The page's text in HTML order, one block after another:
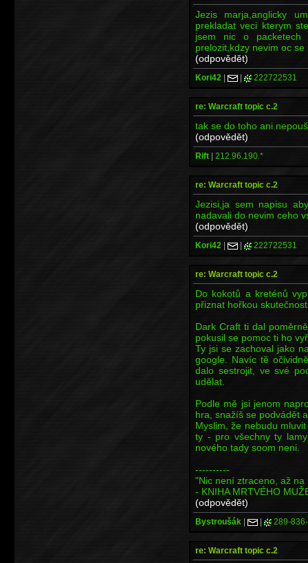
Jezis marja,anglicky
prekladat veci kterym
jsem nic o packetech
prelozit,kdzy nevim oc
(odpovědět)
Kori42 | | 222722531
re: Warcraft topic c.2
tak se do toho ani
(odpovědět)
Rift | 212.96.190.*
re: Warcraft topic c.2
Jezisi,ja sem napisu
nadavali do nevim ceho
(odpovědět)
Kori42 | | 222722531
re: Warcraft topic c.2
Do kokotů a kreténů
přiznat hořkou
Dark Craft ti dal
pokusil se pomoc ti ho
Ty jsi se zachoval jako
google. Navíc tě
dalo sestrojit, ve své
udělat.
Podle mě jsi jenom
hra, snažíš se podvádět
Myslim, že nebudu
ty - pro všechny ty
nového tady soom neni.
----------
"Nic není ztraceno, až na
- KNIHA MRTVÉHO
(odpovědět)
Bystroušák | | 289-
re: Warcraft topic c.2